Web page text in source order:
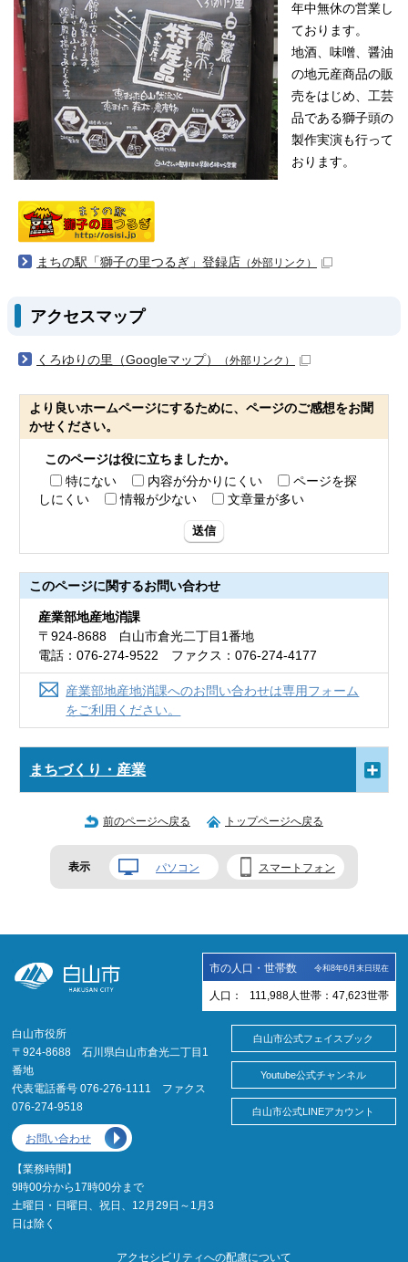
年中無休の営業し
ております。
地酒、味噌、醤油
の地元産商品の販
売をはじめ、工芸
品である獅子頭の
製作実演も行って
おります。
まちの駅「獅子の里つるぎ」登録店 （外部リンク）
アクセスマップ
くろゆりの里（Googleマップ） （外部リンク）
より良いホームページにするために、ページのご感想をお聞
かせください。
このページは役に立ちましたか。
特にない
内容が分かりにくい
ページを探
しにくい
情報が少ない 文章量が多い
送信
このページに関するお問い合わせ
産業部地産地消課
〒924-8688 白山市倉光二丁目1番地
電話：076-274-9522 ファクス：076-274-4177
産業部地産地消課へのお問い合わせは専用フォーム
をご利用ください。
まちづくり・産業
前のページへ戻る トップページへ戻る
表示 パソコン スマートフォン
市の人口・世帯数 令和8年6月末日現在
人口： 111,988 人 世帯： 47,623世帯
白山市役所
〒924-8688 石川県白山市倉光二丁目1
番地
代表電話番号 076-276-1111 ファクス
076-274-9518
お問い合わせ
【業務時間】
9時00分から17時00分まで
土曜日・日曜日、祝日、12月29日～1月3
日は除く
白山市公式フェイスブック
Youtube公式チャンネル
白山市公式LINEアカウント
アクセシビリティへの配慮について